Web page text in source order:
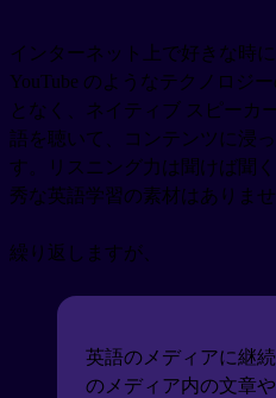
インターネット上で好きな時
YouTube のようなテクノロジ
となく、ネイティブ スピーカ
語を聴いて、コンテンツに浸
す。リスニング力は聞けば聞
秀な英語学習の素材はありませ
繰り返しますが、
英語のメディアに継
のメディア内の文章